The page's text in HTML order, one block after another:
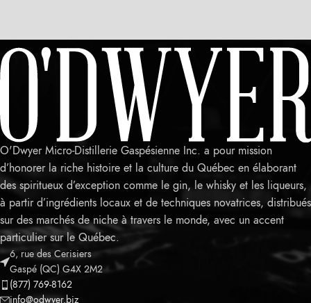
Leaflet
O'Dwyer Micro-Distillerie Gaspésienne Inc. a pour mission
d’honorer la riche histoire et la culture du Québec en élaborant
des spiritueux d’exception comme le gin, le whisky et les liqueurs,
à partir d’ingrédients locaux et de techniques novatrices, distribués
sur des marchés de niche à travers le monde, avec un accent
particulier sur le Québec.
6, rue des Cerisiers
Gaspé (QC) G4X 2M2
(877) 769-8162
info@odwyer.biz